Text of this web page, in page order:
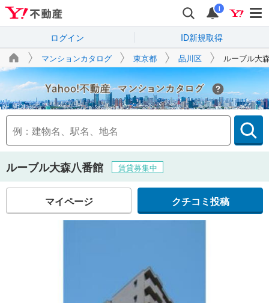
i
ログイン ID新規取得
マンションカタログ 東京都 品川区 ルーブル大
Yahoo!不動産
ルーブル大森八番館 賃貸募集中
マイページ クチコミ投稿